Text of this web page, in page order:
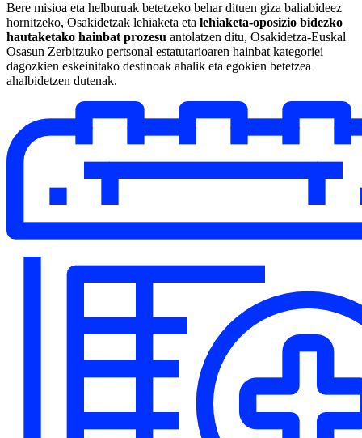
Bere misioa eta helburuak betetzeko behar dituen giza baliabideez
hornitzeko, Osakidetzak lehiaketa eta lehiaketa-oposizio bidezko
hautaketako hainbat prozesu antolatzen ditu, Osakidetza-Euskal
Osasun Zerbitzuko pertsonal estatutarioaren hainbat kategoriei
dagozkien eskeinitako destinoak ahalik eta egokien betetzea
ahalbidetzen dutenak.